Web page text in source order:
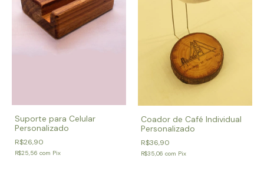
Suporte para Celular
Personalizado
R$26,90
R$25,56 com Pix
Coador de Café Individual
Personalizado
R$36,90
R$35,06 com Pix